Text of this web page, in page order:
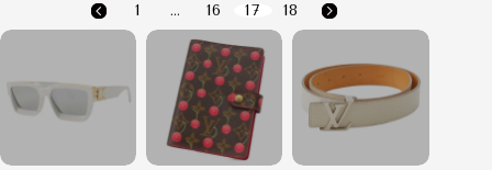
1 … 16 17 18